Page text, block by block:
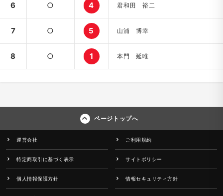
6 ○ 4 君和田 裕二
7 ○ 5 山浦 博幸
8 ○ 1 本門 延唯
ページトップへ
運営会社 ご利用規約
特定商取引に基づく表示 サイトポリシー
個人情報保護方針 情報セキュリティ方針